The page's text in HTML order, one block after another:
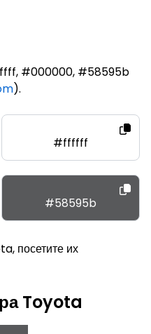
#000000, #58595b
).
#ffffff
#58595b
посетите их
Toyota